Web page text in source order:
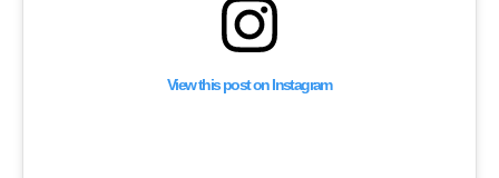
View this post on Instagram